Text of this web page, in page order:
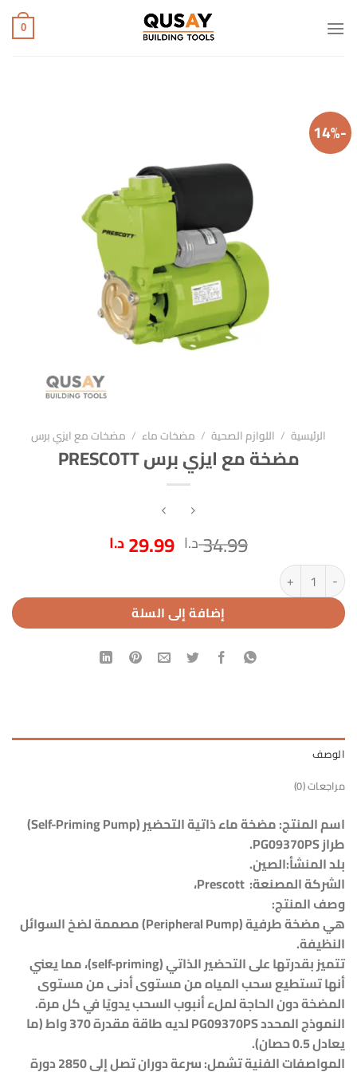
للمحتوى
0
-14%
الرئيسية / اللوازم الصحية / مضخات ماء / مضخات مع ايزي برس
مضخة مع ايزي برس PRESCOTT
34.99د.ا السعر
الأصلي
34.99 د.ا.
29.99 د.ا
29.99 د.ا.
كمية مضخة مع ايزي برس PRESCOTT
إضافة إلى السلة
الوصف
مراجعات (0)
اسم المنتج: مضخة ماء ذاتية التحضير (Self-Priming Pump)
طراز PG09370PS.
بلد المنشأ:الصين.
الشركة المصنعة: Prescott،
وصف المنتج:
هي مضخة طرفية (Peripheral Pump) مصممة لضخ السوائل
النظيفة.
تتميز بقدرتها على التحضير الذاتي (self-priming)، مما يعني
أنها تستطيع سحب المياه من مستوى أدنى من مستوى
المضخة دون الحاجة لملء أنبوب السحب يدويًا في كل مرة.
النموذج المحدد PG09370PS لديه طاقة مقدرة 370 واط (ما
يعادل 0.5 حصان).
المواصفات الفنية تشمل: سرعة دوران تصل إلى 2850 دورة